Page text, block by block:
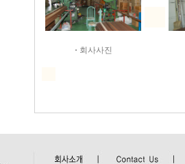
· 회사사진